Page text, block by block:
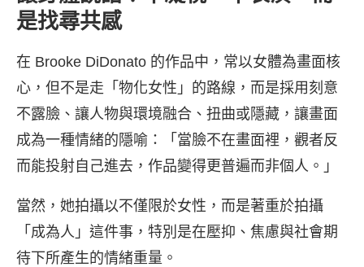
是找尋共感
在 Brooke DiDonato 的作品中，常以女體為畫面核
心，但不是走「物化女性」的路線，而是採用刻意
不露臉、讓人物與環境融合、扭曲或隱藏，讓畫面
成為一種情緒的隱喻：「當臉不在畫面裡，觀者反
而能投射自己進去，作品變得更普遍而非個人。」
當然，她拍攝以不僅限於女性，而是著重於拍攝
「成為人」這件事，特別是在壓抑、焦慮與社會期
待下所產生的情緒重量。